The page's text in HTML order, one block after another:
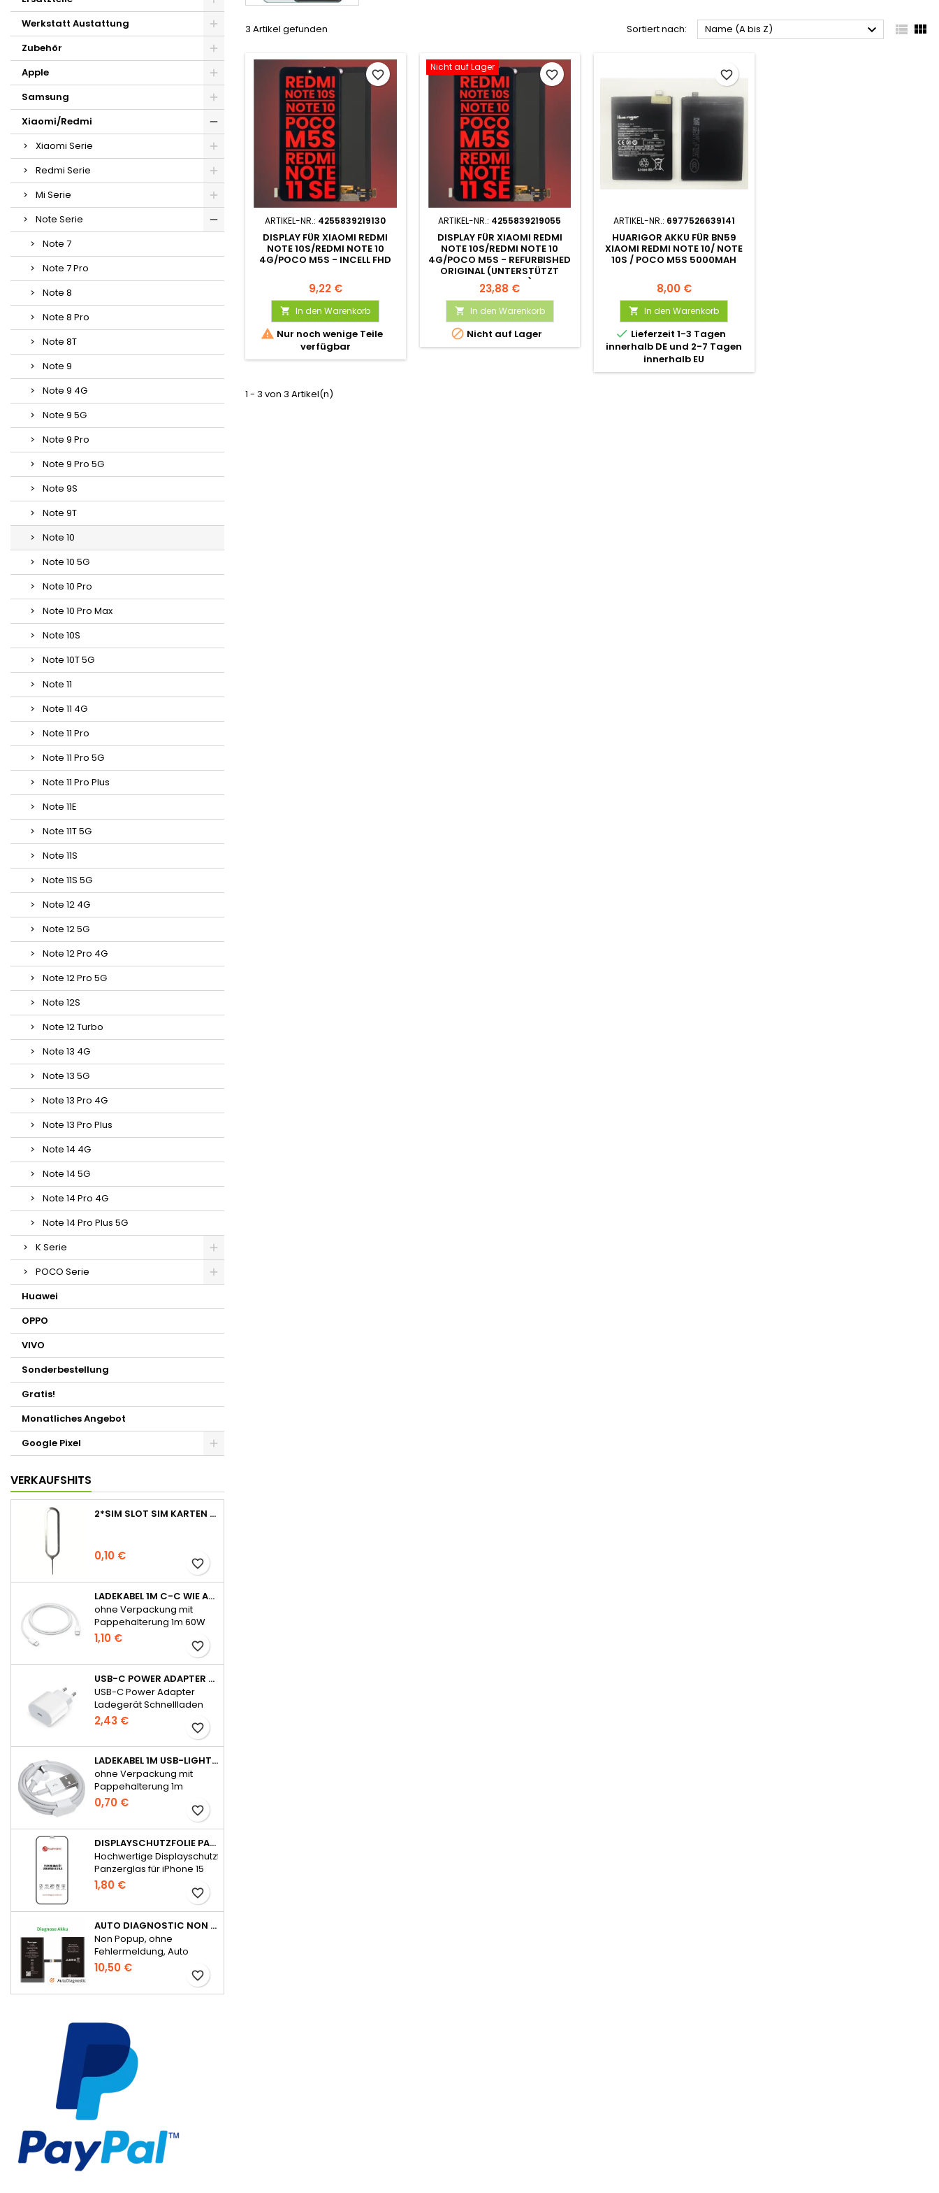
Werkstatt Austattung
Zubehör
Apple
Samsung
Xiaomi/Redmi
Xiaomi Serie
Redmi Serie
Mi Serie
Note Serie
Note 7
Note 7 Pro
Note 8
Note 8 Pro
Note 8T
Note 9
Note 9 4G
Note 9 5G
Note 9 Pro
Note 9 Pro 5G
Note 9S
Note 9T
Note 10
Note 10 5G
Note 10 Pro
Note 10 Pro Max
Note 10S
Note 10T 5G
Note 11
Note 11 4G
Note 11 Pro
Note 11 Pro 5G
Note 11 Pro Plus
Note 11E
Note 11T 5G
Note 11S
Note 11S 5G
Note 12 4G
Note 12 5G
Note 12 Pro 4G
Note 12 Pro 5G
Note 12S
Note 12 Turbo
Note 13 4G
Note 13 5G
Note 13 Pro 4G
Note 13 Pro Plus
Note 14 4G
Note 14 5G
Note 14 Pro 4G
Note 14 Pro Plus 5G
K Serie
POCO Serie
Huawei
OPPO
VIVO
Sonderbestellung
Gratis!
Monatliches Angebot
Google Pixel
VERKAUFSHITS
2*SIM SLOT SIM KARTEN STIFT NADEL PIN TRAY ÖFFNER EJECT TOOL
0,10 €
favorite_border
LADEKABEL 1M C-C WIE APPLE ORIGINAL FÜR IPHONE 15 SERIE OHNE VERPACKUNG
ohne Verpackung mit
Pappehalterung 1m 60W
für iPhone 15 Serie
1,10 €
favorite_border
USB-C POWER ADAPTER LADEGERÄT SCHNELLLADEN 20W FÜR APPLE - OHNE VERPACKUNG
USB-C Power Adapter
Ladegerät Schnellladen
20W für Apple
2,43 €
favorite_border
LADEKABEL 1M USB-LIGHTNING WIE APPLE ORIGINAL OHNE VERPACKUNG
ohne Verpackung mit
Pappehalterung 1m
0,70 €
favorite_border
DISPLAYSCHUTZFOLIE PANZERGLAS FÜR IPHONE 15 SERIE FULL GLUE
Hochwertige Displayschutzfolie
Panzerglas für iPhone 15
Serie Full Glue
1,80 €
favorite_border
AUTO DIAGNOSTIC NON POPUP AKKU FÜR IPHONE 14 OHNE FEHLERMELDUNG
Non Popup, ohne
Fehlermeldung, Auto
Diagnostic
10,50 €
favorite_border
3 Artikel gefunden Sortiert nach: Name (A bis Z)   
ARTIKEL-NR.: 4255839219130
DISPLAY FÜR XIAOMI REDMI
NOTE 10S/REDMI NOTE 10
4G/POCO M5S - INCELL FHD
9,22 €
 In den Warenkorb
 Nur noch wenige Teile
verfügbar
favorite_border
Nicht auf Lager
ARTIKEL-NR.: 4255839219055
DISPLAY FÜR XIAOMI REDMI
NOTE 10S/REDMI NOTE 10
4G/POCO M5S - REFURBISHED
ORIGINAL (UNTERSTÜTZT
FINGERPRINT)
23,88 €
 In den Warenkorb
 Nicht auf Lager
favorite_border
ARTIKEL-NR.: 6977526639141
HUARIGOR AKKU FÜR BN59
XIAOMI REDMI NOTE 10/ NOTE
10S / POCO M5S 5000MAH
8,00 €
 In den Warenkorb
 Lieferzeit 1-3 Tagen
innerhalb DE und 2-7 Tagen
innerhalb EU
favorite_border
1 - 3 von 3 Artikel(n)